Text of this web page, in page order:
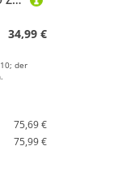
34,99 €
der
75,69 €
75,99 €